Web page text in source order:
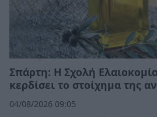
Σπάρτη: Η Σχολή
κερδίσει το στοίχημα της
04/08/2026 09:05